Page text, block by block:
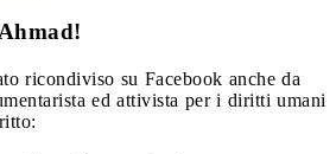
ricondiviso su Facebook anche da
ed attivista per i diritti umani